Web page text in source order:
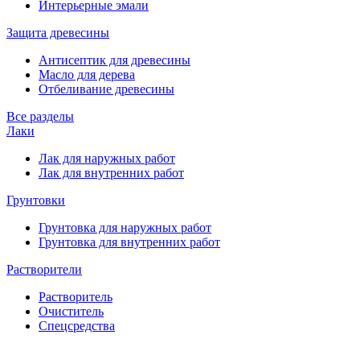
Интерьерные эмали
Защита древесины
Антисептик для древесины
Масло для дерева
Отбеливание древесины
Все разделы
Лаки
Лак для наружных работ
Лак для внутренних работ
Грунтовки
Грунтовка для наружных работ
Грунтовка для внутренних работ
Растворители
Растворитель
Очиститель
Спецсредства